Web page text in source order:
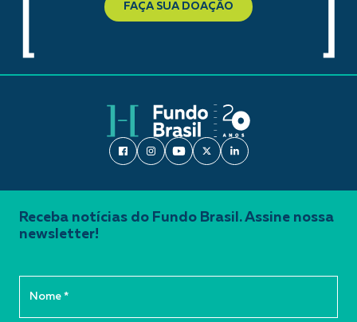
FAÇA SUA DOAÇÃO
Receba notícias do Fundo Brasil. Assine nossa
newsletter!